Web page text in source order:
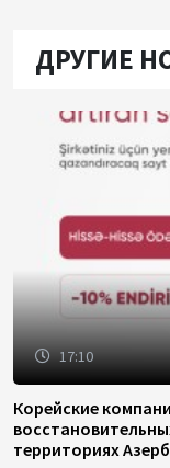
ДРУГИЕ
17:10
Корейские
территориях